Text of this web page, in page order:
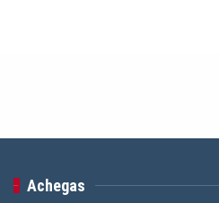
Achegas